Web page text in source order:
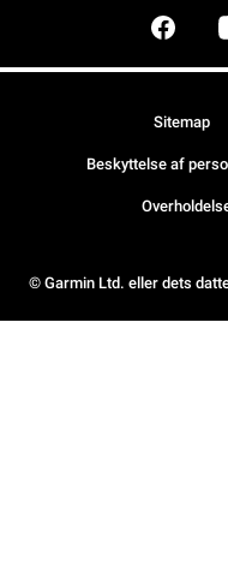
© Garmin Ltd. eller dets
Sitemap
Beskyttelse af